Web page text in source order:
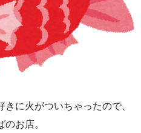
に火がついちゃったので、
お店。